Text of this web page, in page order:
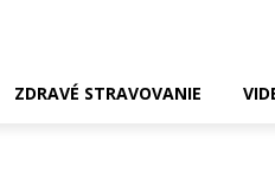
ZDRAVÉ STRAVOVANIE